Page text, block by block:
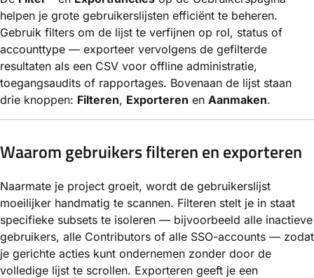
helpen je grote gebruikerslijsten efficiënt te beheren.
Gebruik filters om de lijst te verfijnen op rol, status of
accounttype — exporteer vervolgens de gefilterde
resultaten als een CSV voor offline administratie,
toegangsaudits of rapportages. Bovenaan de lijst staan
drie knoppen: Filteren, Exporteren en Aanmaken.
Waarom gebruikers filteren en exporteren
Naarmate je project groeit, wordt de gebruikerslijst
moeilijker handmatig te scannen. Filteren stelt je in staat
specifieke subsets te isoleren — bijvoorbeeld alle inactieve
gebruikers, alle Contributors of alle SSO-accounts — zodat
je gerichte acties kunt ondernemen zonder door de
volledige lijst te scrollen. Exporteren geeft je een